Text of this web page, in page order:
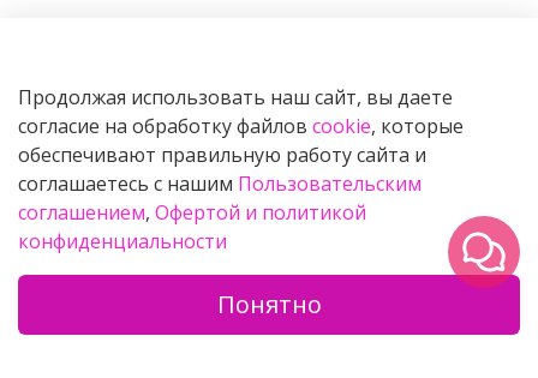
Как правильно использовать насадки
электробритвы для стрижки волос
AVETS?
Продолжая использовать наш сайт, вы даете
согласие на обработку файлов cookie, которые
обеспечивают правильную работу сайта и
соглашаетесь с нашим Пользовательским
соглашением, Офертой и политикой
конфиденциальности
Понятно